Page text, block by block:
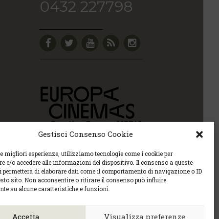
Gestisci Consenso Cookie
migliori esperienze, utilizziamo tecnologie come i cookie per
e/o accedere alle informazioni del dispositivo. Il consenso a queste
permetterà di elaborare dati come il comportamento di navigazione o ID
sito. Non acconsentire o ritirare il consenso può influire
su alcune caratteristiche e funzioni.
Accetta Visualizza preferenze
0432 227798
sulla privacy e la Policy sui contenuti.
|
0432 504240